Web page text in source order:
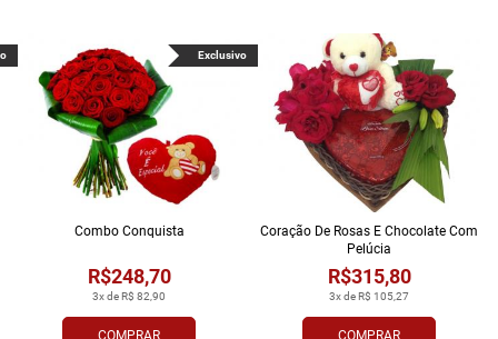
COMPRAR
3x de R$ 82,90
R$248,70
Combo Conquista
Exclusivo
COMPRAR
3x de R$ 105,27
R$315,80
Coração De Rosas E Chocolate Com
Pelúcia